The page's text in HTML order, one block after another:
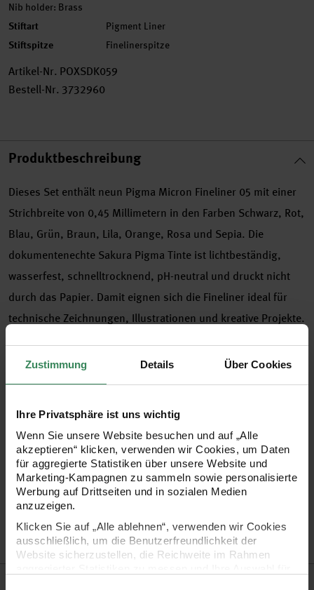
Zustimmung Details Über Cookies
Ihre Privatsphäre ist uns wichtig
Wenn Sie unsere Website besuchen und auf „Alle
akzeptieren“ klicken, verwenden wir Cookies, um Daten
für aggregierte Statistiken über unsere Website und
Marketing-Kampagnen zu sammeln sowie personalisierte
Werbung auf Drittseiten und in sozialen Medien
anzuzeigen.
Klicken Sie auf „Alle ablehnen“, verwenden wir Cookies
ausschließlich, um die Benutzerfreundlichkeit der
Website sicherzustellen, die Reichweite im Rahmen
Nib holder: Brass
Stiftart Pigment Liner
Stiftspitze Finelinerspitze
Artikel-Nr. POXSDK059
Bestell-Nr. 3732960
Produktbeschreibung
Dieses Set enthält neun Pigma Micron Fineliner 05 mit einer
Strichbreite von 0,45 Millimetern in den Farben Schwarz, Rot,
Blau, Grün, Braun, Lila, Orange, Rosa und Sepia. Die
dokumentenechte Sakura Pigma Tinte ist lichtbeständig,
wasserfest, schnelltrocknend, pH-neutral und druckt nicht
durch das Papier. Damit eignen sich die Fineliner ideal für
technische Zeichnungen, Illustrationen und kreative Projekte.
- Strichbreite: 0,45mm
- Farben: Schwarz, Rot, Blau, Grün, Braun, Lila, Orange, Rosa
und Sepia
- wasserfest
- lichttrocknend
- schnell trocknend
Hersteller